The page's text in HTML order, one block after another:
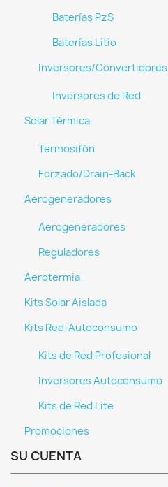
Baterías PzS
Baterías Litio
Inversores/Convertidores
Inversores de Red
Solar Térmica
Termosifón
Forzado/Drain-Back
Aerogeneradores
Aerogeneradores
Reguladores
Aerotermia
Kits Solar Aislada
Kits Red-Autoconsumo
Kits de Red Profesional
Inversores Autoconsumo
Kits de Red Lite
Promociones
SU CUENTA